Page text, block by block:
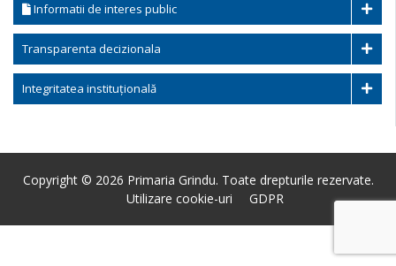
Informatii de interes public
Transparenta decizionala
Integritatea instituțională
Copyright © 2026 Primaria Grindu. Toate drepturile rezervate.
Utilizare cookie-uri
GDPR